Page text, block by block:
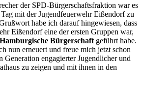
der SPD-Bürgerschaftsfraktion war es
mit der Jugendfeuerwehr Eißendorf zu
habe ich darauf hingewiesen, dass
Eißendorf eine der ersten Gruppen war,
Hamburgische Bürgerschaft geführt habe.
nun erneuert und freue mich jetzt schon
Generation engagierter Jugendlicher und
zu zeigen und mit ihnen in den